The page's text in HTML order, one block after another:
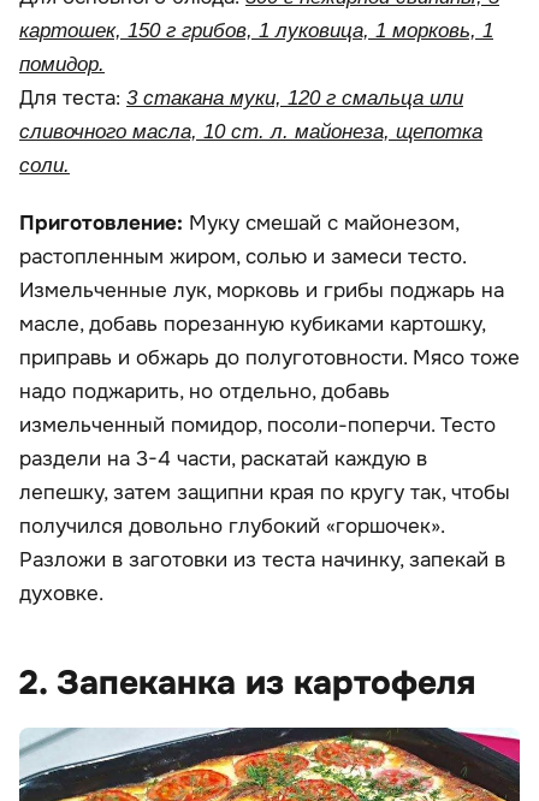
картошек, 150 г грибов, 1 луковица, 1 морковь, 1
помидор.
Для теста: 3 стакана муки, 120 г смальца или
сливочного масла, 10 ст. л. майонеза, щепотка
соли.
Приготовление: Муку смешай с майонезом,
растопленным жиром, солью и замеси тесто.
Измельченные лук, морковь и грибы поджарь на
масле, добавь порезанную кубиками картошку,
приправь и обжарь до полуготовности. Мясо тоже
надо поджарить, но отдельно, добавь
измельченный помидор, посоли-поперчи. Тесто
раздели на 3-4 части, раскатай каждую в
лепешку, затем защипни края по кругу так, чтобы
получился довольно глубокий «горшочек».
Разложи в заготовки из теста начинку, запекай в
духовке.
2. Запеканка из картофеля